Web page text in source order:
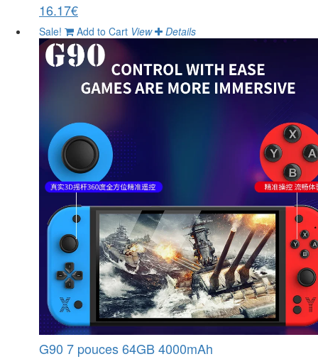
16.17€
Sale! Add to Cart View Details
G90 7 pouces 64GB 4000mAh